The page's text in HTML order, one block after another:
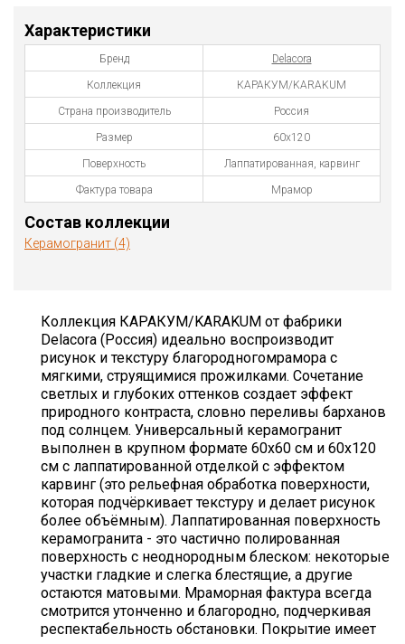
Характеристики
Бренд Delacora
Коллекция КАРАКУМ/KARAKUM
Страна производитель Россия
Размер 60x120
Поверхность Лаппатированная, карвинг
Фактура товара Мрамор
Состав коллекции
Керамогранит (4)
Коллекция КАРАКУМ/KARAKUM от фабрики
Delacora (Россия) идеально воспроизводит
рисунок и текстуру благородногомрамора с
мягкими, струящимися прожилками. Сочетание
светлых и глубоких оттенков создает эффект
природного контраста, словно переливы барханов
под солнцем. Универсальный керамогранит
выполнен в крупном формате 60х60 см и 60х120
см с лаппатированной отделкой с эффектом
карвинг (это рельефная обработка поверхности,
которая подчёркивает текстуру и делает рисунок
более объёмным). Лаппатированная поверхность
керамогранита - это частично полированная
поверхность с неоднородным блеском: некоторые
участки гладкие и слегка блестящие, а другие
остаются матовыми. Мраморная фактура всегда
смотрится утонченно и благородно, подчеркивая
респектабельность обстановки. Покрытие имеет